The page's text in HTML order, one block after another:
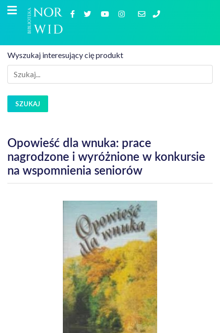
Wyszukaj interesujący cię produkt
SZUKAJ
Opowieść dla wnuka: prace
nagrodzone i wyróżnione w konkursie
na wspomnienia seniorów